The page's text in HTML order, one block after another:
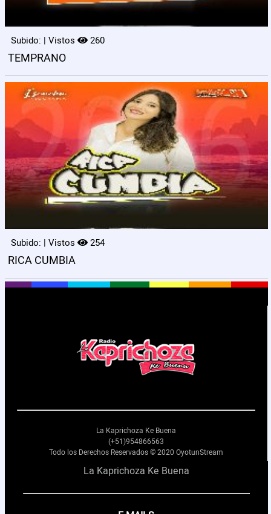
Subido: | Vistos 260
TEMPRANO
Subido: | Vistos 254
RICA CUMBIA
La Kaprichoza Ke Buena
(+51)954866563
Todo los Derechos Reservados © 2020 OyotunStream
La Kaprichoza Ke Buena